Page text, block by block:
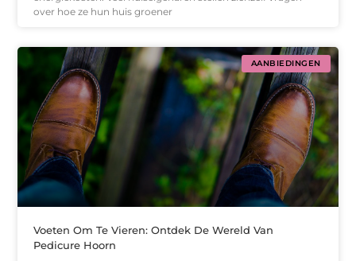
over hoe ze hun huis groener
AANBIEDINGEN
Voeten Om Te Vieren: Ontdek De Wereld Van
Pedicure Hoorn